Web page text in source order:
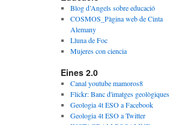
Blog d’Angels sobre educació
COSMOS_Pàgina web de Cinta
Alemany
Lluna de Foc
Mujeres con ciencia
Eines 2.0
Canal youtube mamoros8
Flickr: Banc d'imatges geològiques
Geologia 4t ESO a Facebook
Geologia 4t ESO a Twitter